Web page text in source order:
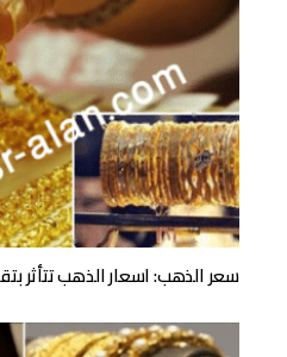
سعر الذهب: اسعار الذهب تتأثر